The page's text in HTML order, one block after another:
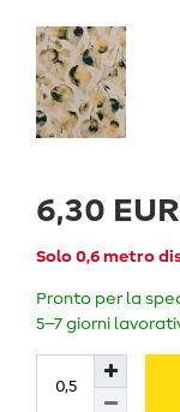
6,30 EUR
Solo 0,6 metro
Pronto per la
5–7 giorni